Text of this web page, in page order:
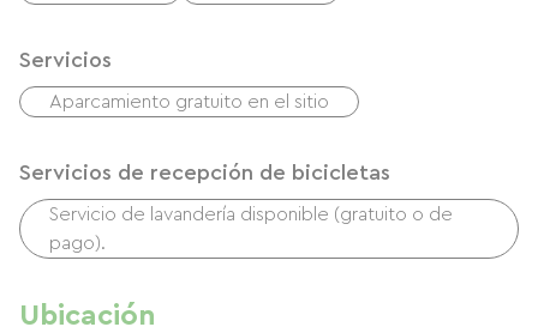
Servicios
Aparcamiento gratuito en el sitio
Servicios de recepción de bicicletas
Servicio de lavandería disponible (gratuito o de
pago).
Ubicación